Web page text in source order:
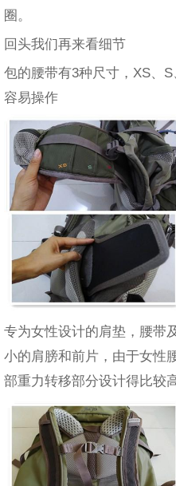
圈。
回头我们再来看细节
包的腰带有3种尺寸，XS、
容易操作
专为女性设计的肩垫，腰带
小的肩膀和前片，由于女性
部重力转移部分设计得比较